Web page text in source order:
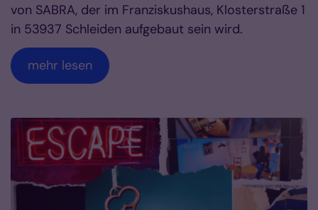
von SABRA, der im Franziskushaus, Klosterstraße 1
in 53937 Schleiden aufgebaut sein wird.
mehr lesen